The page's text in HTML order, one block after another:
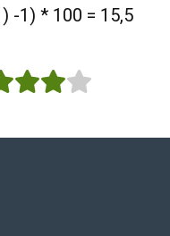
-1) * 100 = 15,5